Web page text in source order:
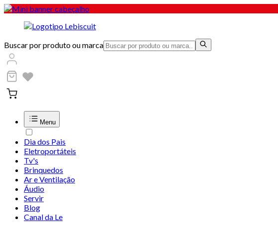
Buscar por produto ou marca
Menu
Dia dos Pais
Eletroportáteis
Tv's
Brinquedos
Ar e Ventilação
Áudio
Servir
Blog
Canal da Le